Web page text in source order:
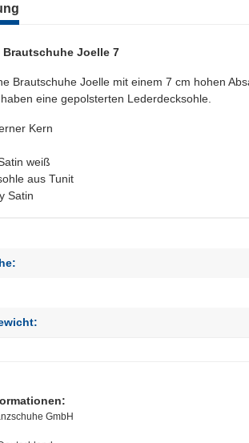
Brautschuhe Joelle 7
Brautschuhe Joelle mit einem 7 cm hohen
eine gepolsterten Lederdecksohle.
Kern
weiß
aus Tunit
Satin
GmbH